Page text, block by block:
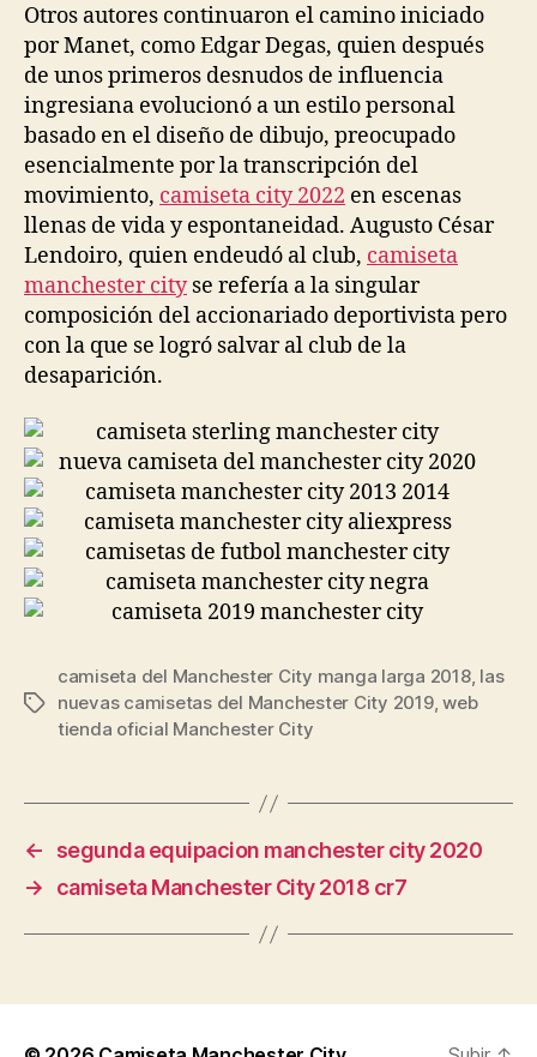
Otros autores continuaron el camino iniciado
por Manet, como Edgar Degas, quien después
de unos primeros desnudos de influencia
ingresiana evolucionó a un estilo personal
basado en el diseño de dibujo, preocupado
esencialmente por la transcripción del
movimiento, camiseta city 2022 en escenas
llenas de vida y espontaneidad. Augusto César
Lendoiro, quien endeudó al club, camiseta
manchester cityse refería a la singular
composición del accionariado deportivista pero
con la que se logró salvar al club de la
desaparición.
Etiquetas
camiseta del Manchester City manga larga 2018, las
nuevas camisetas del Manchester City 2019,web
tienda oficial Manchester City
←
segunda equipacion manchester city 2020
→
camiseta Manchester City 2018 cr7